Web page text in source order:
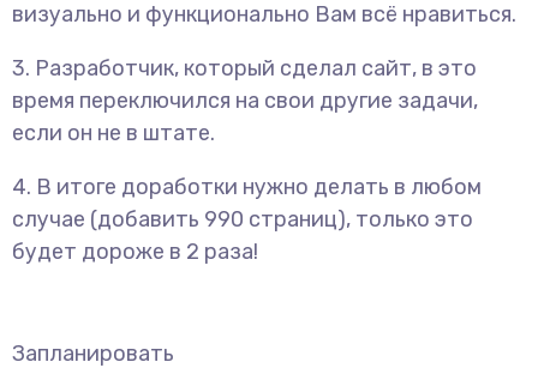
визуально и функционально Вам всё нравиться.
3. Разработчик, который сделал сайт, в это
время переключился на свои другие задачи,
если он не в штате.
4. В итоге доработки нужно делать в любом
случае (добавить 990 страниц), только это
будет дороже в 2 раза!
Запланировать